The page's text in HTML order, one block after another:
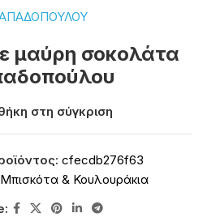
μαύρη σοκολάτα
στη σύγκριση
cfecdb276f63
Μπισκότα & Κουλουράκια